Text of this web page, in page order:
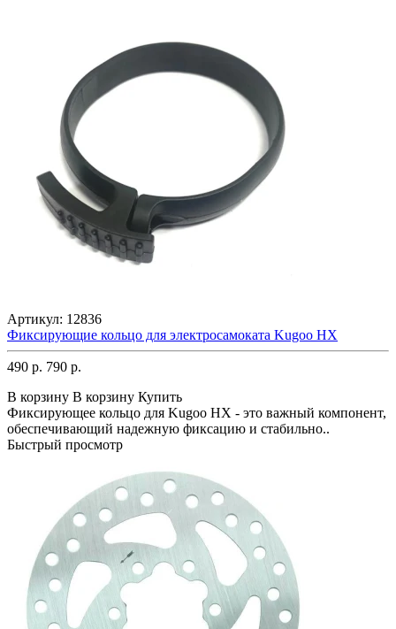
Артикул: 12836
Фиксирующие кольцо для электросамоката Kugoo HX
490 р. 790 р.
В корзину В корзину Купить
Фиксирующее кольцо для Kugoo HX - это важный компонент,
обеспечивающий надежную фиксацию и стабильно..
Быстрый просмотр